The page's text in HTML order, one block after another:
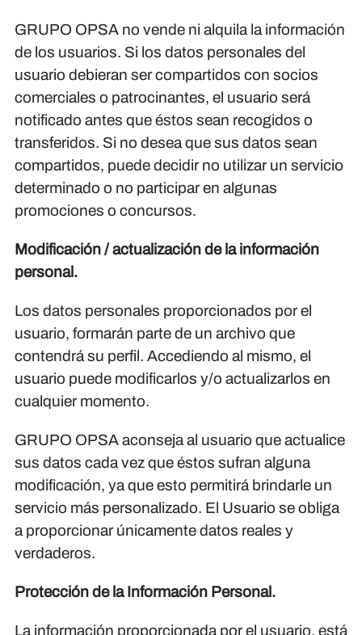
GRUPO OPSA no vende ni alquila la información
de los usuarios. Si los datos personales del
usuario debieran ser compartidos con socios
comerciales o patrocinantes, el usuario será
notificado antes que éstos sean recogidos o
transferidos. Si no desea que sus datos sean
compartidos, puede decidir no utilizar un servicio
determinado o no participar en algunas
promociones o concursos.
Modificación / actualización de la información
personal.
Los datos personales proporcionados por el
usuario, formarán parte de un archivo que
contendrá su perfil. Accediendo al mismo, el
usuario puede modificarlos y/o actualizarlos en
cualquier momento.
GRUPO OPSA aconseja al usuario que actualice
sus datos cada vez que éstos sufran alguna
modificación, ya que esto permitirá brindarle un
servicio más personalizado. El Usuario se obliga
a proporcionar únicamente datos reales y
verdaderos.
Protección de la Información Personal.
La información proporcionada por el usuario, está